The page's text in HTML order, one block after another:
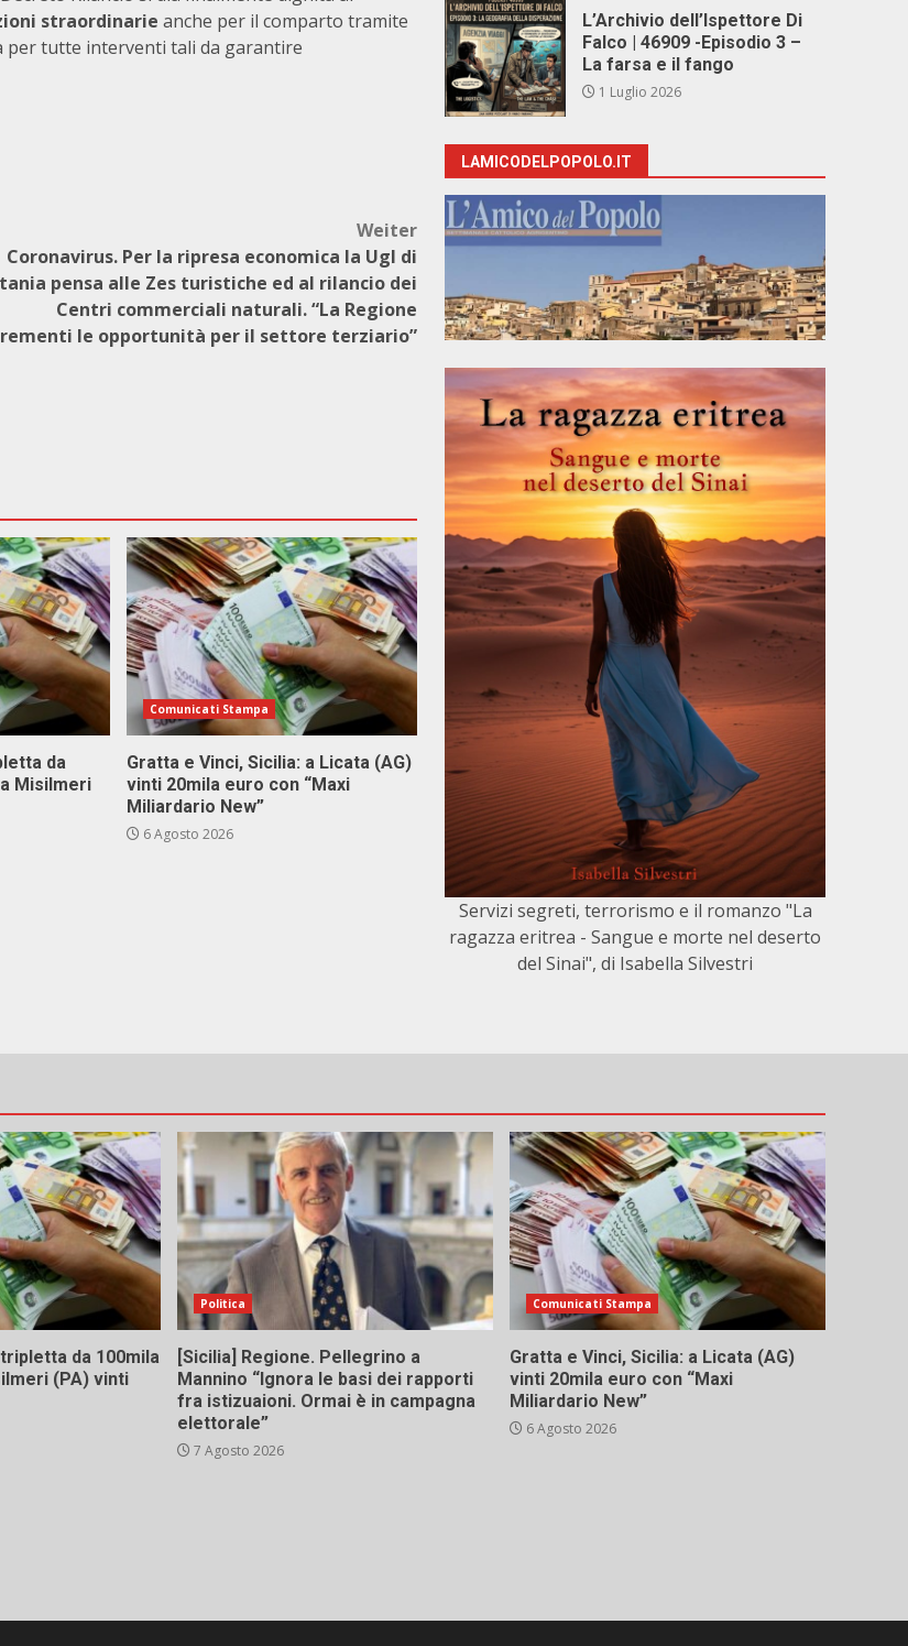
straordinarie anche per il comparto tramite
per tutte interventi tali da garantire
Weiter
Coronavirus. Per la ripresa economica la Ugl di
pensa alle Zes turistiche ed al rilancio dei
Centri commerciali naturali. “La Regione
le opportunità per il settore terziario”
da
Misilmeri
Comunicati Stampa
Gratta e Vinci, Sicilia: a Licata (AG)
vinti 20mila euro con “Maxi
Miliardario New”
6 Agosto 2026
L’Archivio dell’Ispettore Di
Falco | 46909 -Episodio 3 –
La farsa e il fango
1 Luglio 2026
LAMICODELPOPOLO.IT
Servizi segreti, terrorismo e il romanzo "La
ragazza eritrea - Sangue e morte nel deserto
del Sinai", di Isabella Silvestri
da 100mila
(PA) vinti
Politica
[Sicilia] Regione. Pellegrino a
Mannino “Ignora le basi dei rapporti
fra istizuaioni. Ormai è in campagna
elettorale”
7 Agosto 2026
Comunicati Stampa
Gratta e Vinci, Sicilia: a Licata (AG)
vinti 20mila euro con “Maxi
Miliardario New”
6 Agosto 2026